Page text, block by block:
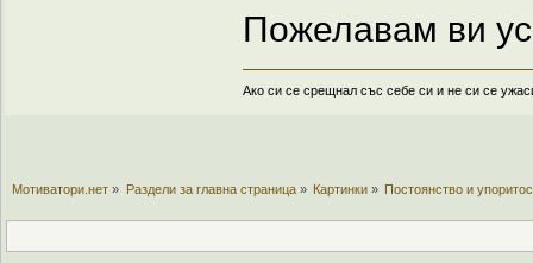
Пожелавам ви
Ако си се срещнал със себе си и не си се
Мотиватори.нет » Раздели за главна страница» Картинки» Постоянство и